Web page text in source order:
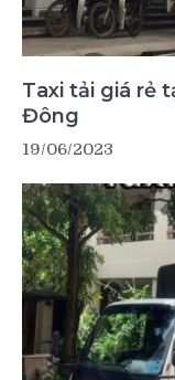
Taxi tải giá rẻ
Đông
19/06/2023